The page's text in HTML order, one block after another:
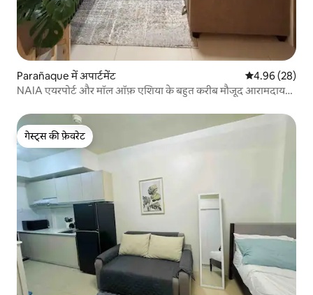
Parañaque में अपार्टमेंट औसत रेटिंग 5 में
4.96 (28)
NAIA एयरपोर्ट और मॉल ऑफ़ एशिया के बहुत करीब मौजूद आरामदायक
गेस्ट्स की फ़ेवरेट
गेस्ट्स की फ़ेवरेट